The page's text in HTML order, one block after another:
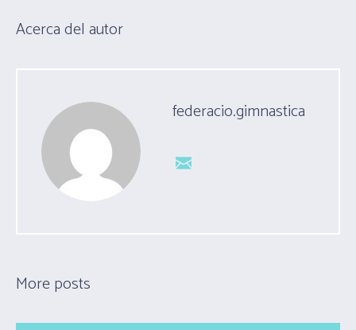
Acerca del autor
federacio.gimnastica
More posts